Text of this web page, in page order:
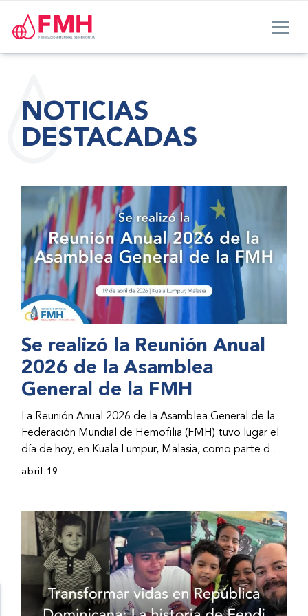
NOTICIAS
DESTACADAS
Se realizó la Reunión Anual
2026 de la Asamblea
General de la FMH
La Reunión Anual 2026 de la Asamblea General de la
Federación Mundial de Hemofilia (FMH) tuvo lugar el
día de hoy, en Kuala Lumpur, Malasia, como parte del
Congreso Mundial 2026 de la FMH. La reunión abarcó
avances por parte de la dirección de la FMH. Al
evento asistieron representantes de las organizaciones
nacionales miembros (ONM) de la FMH y otras partes
interesadas.
abril 19